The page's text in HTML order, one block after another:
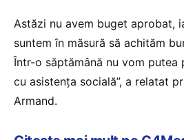
Astăzi nu avem buget aprobat,
suntem în măsură să achităm
Într-o săptămână nu vom putea
cu asistența socială”, a relatat
Armand.